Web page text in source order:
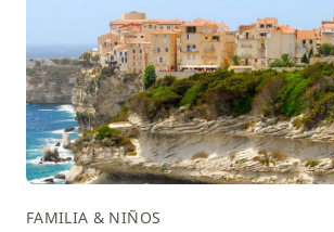
FAMILIA & NIÑOS